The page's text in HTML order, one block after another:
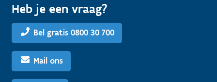
Heb je een vraag?
Bel gratis 0800 30 700
Mail ons